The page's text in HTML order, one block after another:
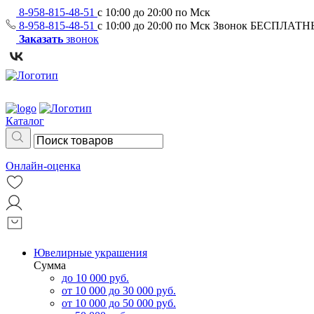
8-958-815-48-51 с 10:00 до 20:00 по Мск
8-958-815-48-51 с 10:00 до 20:00 по Мск Звонок
Заказать звонок
Каталог
Онлайн-оценка
Ювелирные украшения
Сумма
до 10 000 руб.
от 10 000 до 30 000 руб.
от 10 000 до 50 000 руб.